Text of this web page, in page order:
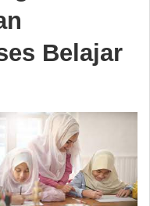
Belajar